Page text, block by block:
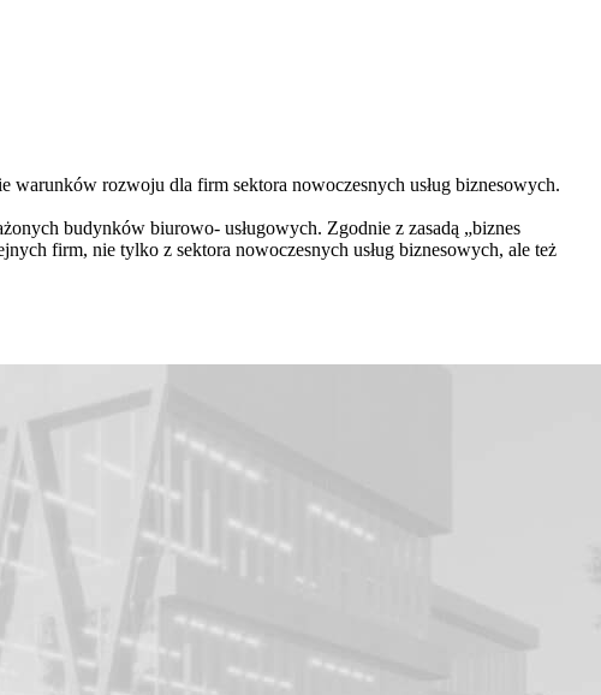
warunków rozwoju dla firm sektora nowoczesnych usług biznesowych.
budynków biurowo- usługowych. Zgodnie z zasadą „biznes
firm, nie tylko z sektora nowoczesnych usług biznesowych, ale też